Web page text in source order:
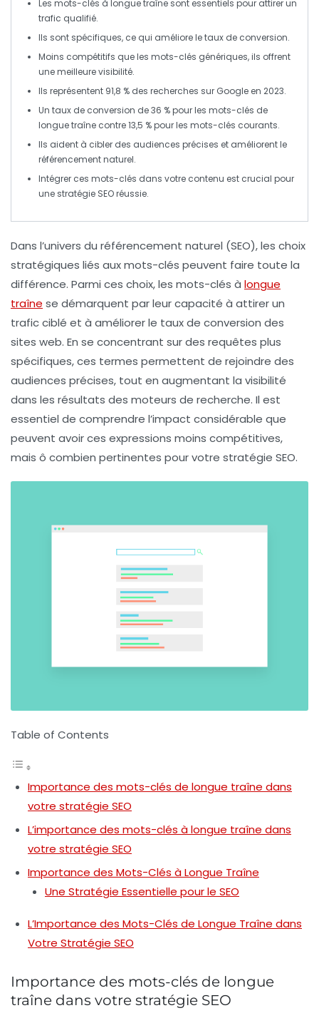
Les mots-clés à longue traîne sont essentiels pour attirer un
trafic qualifié.
Ils sont spécifiques, ce qui améliore letaux de conversion.
Moins compétitifs que les mots-clés génériques, ils offrent
une meilleurevisibilité.
Ils représentent 91,8 % des recherches sur Google en 2023.
Un taux de conversion de 36 % pour les mots-clés de
longue traîne contre 13,5 % pour les mots-clés courants.
Ils aident à cibler des audiences précises et améliorent le
référencement naturel.
Intégrer ces mots-clés dans votre contenu est crucial pour
une stratégie SEOréussie.
Dans l’univers du référencement naturel (SEO), les choix
stratégiques liés auxmots-clés peuvent faire toute la
différence. Parmi ces choix, les mots-clés à longue
traîne se démarquent par leur capacité à attirer un
trafic ciblé et à améliorer le taux de conversion des
sites web. En se concentrant sur des requêtes plus
spécifiques, ces termes permettent de rejoindre des
audiences précises, tout en augmentant la visibilité
dans les résultats des moteurs de recherche. Il est
essentiel de comprendre l’impact considérable que
peuvent avoir ces expressions moins compétitives,
mais ô combien pertinentes pour votre stratégie SEO.
Table of Contents
Importance des mots-clés de longue traîne dans
votre stratégie SEO
L’importance des mots-clés à longue traîne dans
votre stratégie SEO
Importance des Mots-Clés à Longue Traîne
Une Stratégie Essentielle pour le SEO
L’Importance des Mots-Clés de Longue Traîne dans
Votre Stratégie SEO
Importance des mots-clés de longue
traîne dans votre stratégie SEO